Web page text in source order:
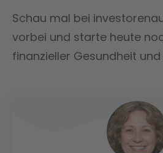
Schau mal bei
vorbei und starte heute
finanzieller Gesundheit